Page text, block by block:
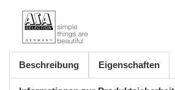
Beschreibung Eigenschaften